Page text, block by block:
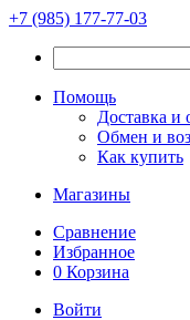
+7 (985) 177-77-03
Помощь
Доставка и
Обмен и
Как купить
Магазины
Сравнение
Избранное
0 Корзина
Войти